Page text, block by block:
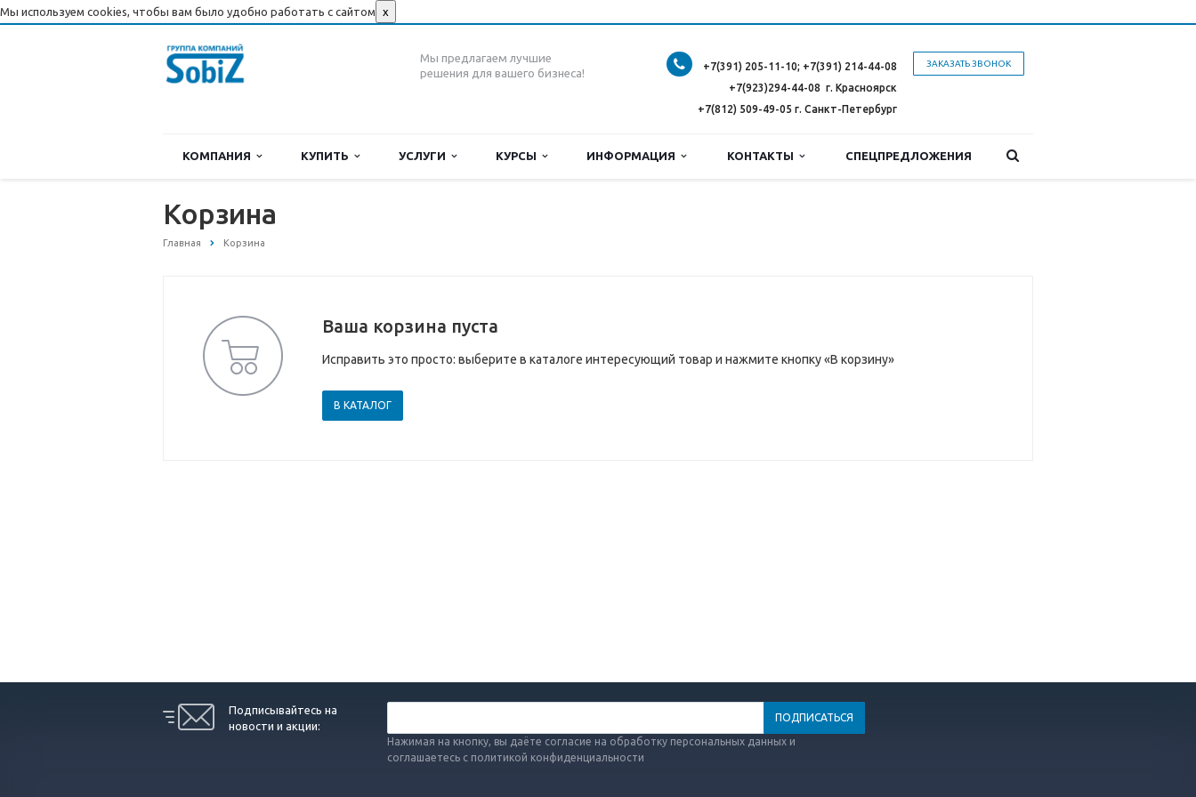
Мы используем cookies, чтобы вам было удобно работать с сайтом x
Мы предлагаем лучшие
решения для вашего бизнеса!
ЗАКАЗАТЬ ЗВОНОК
+7(391) 205-11-10; +7(391) 214-44-08
+7(923)294-44-08 г. Красноярск
+7(812) 509-49-05 г. Санкт-Петербург
КОМПАНИЯ КУПИТЬ УСЛУГИ КУРСЫ ИНФОРМАЦИЯ КОНТАКТЫ СПЕЦПРЕДЛОЖЕНИЯ
Корзина
Главная Корзина
Ваша корзина пуста
Исправить это просто: выберите в каталоге интересующий товар и нажмите кнопку «В корзину»
В КАТАЛОГ
Подписывайтесь на
новости и акции:
Нажимая на кнопку, вы даёте согласие на обработку персональных данных и
соглашаетесь с политикой конфиденциальности